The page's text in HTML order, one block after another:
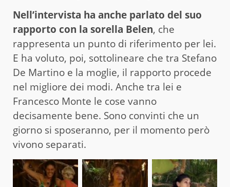
Nell’intervista ha anche parlato del suo
rapporto con la sorella Belen, che
rappresenta un punto di riferimento per lei.
E ha voluto, poi, sottolineare che tra Stefano
De Martino e la moglie, il rapporto procede
nel migliore dei modi. Anche tra lei e
Francesco Monte le cose vanno
decisamente bene. Sono convinti che un
giorno si sposeranno, per il momento però
vivono separati.